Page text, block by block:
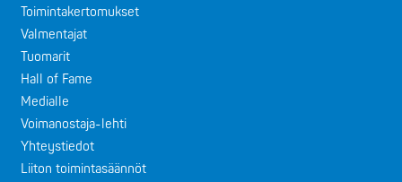
Toimintakertomukset
Valmentajat
Tuomarit
Hall of Fame
Medialle
Voimanostaja-lehti
Yhteystiedot
Liiton toimintasäännöt